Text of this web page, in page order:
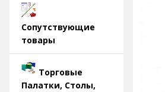
Сопутствующие
товары
Торговые
Палатки, Столы,